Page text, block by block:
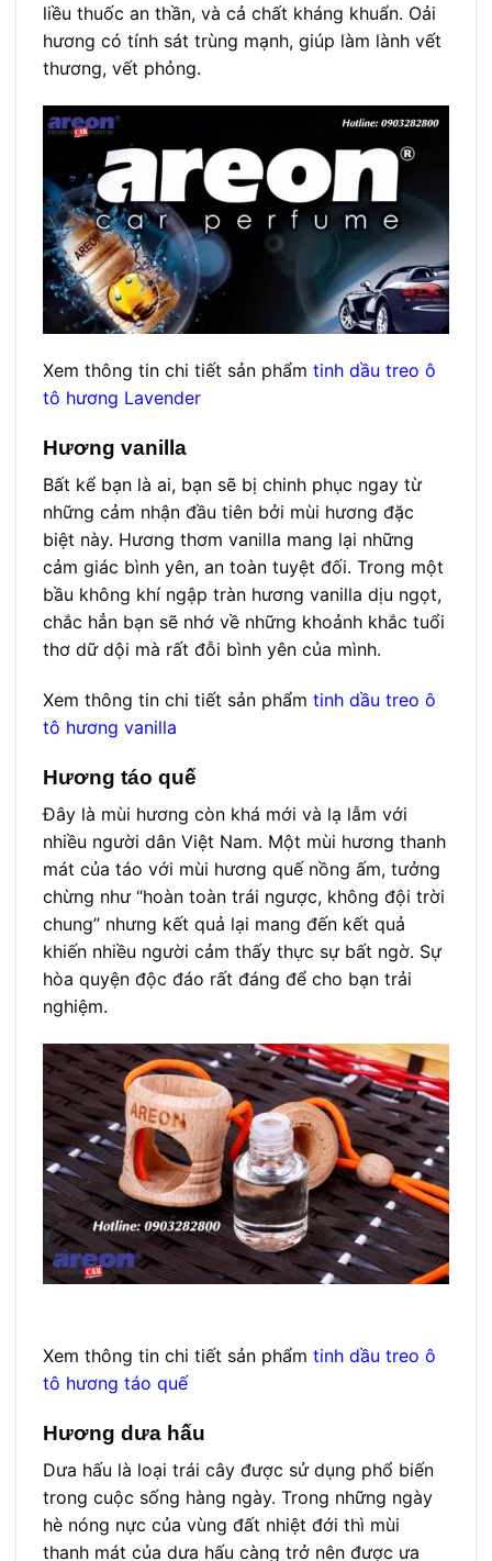
liều thuốc an thần, và cả chất kháng khuẩn. Oải
hương có tính sát trùng mạnh, giúp làm lành vết
thương, vết phỏng.
Xem thông tin chi tiết sản phẩm tinh dầu treo ô
tô hương Lavender
Hương vanilla
Bất kể bạn là ai, bạn sẽ bị chinh phục ngay từ
những cảm nhận đầu tiên bởi mùi hương đặc
biệt này. Hương thơm vanilla mang lại những
cảm giác bình yên, an toàn tuyệt đối. Trong một
bầu không khí ngập tràn hương vanilla dịu ngọt,
chắc hẳn bạn sẽ nhớ về những khoảnh khắc tuổi
thơ dữ dội mà rất đỗi bình yên của mình.
Xem thông tin chi tiết sản phẩm tinh dầu treo ô
tô hương vanilla
Hương táo quế
Đây là mùi hương còn khá mới và lạ lẫm với
nhiều người dân Việt Nam. Một mùi hương thanh
mát của táo với mùi hương quế nồng ấm, tưởng
chừng như “hoàn toàn trái ngược, không đội trời
chung” nhưng kết quả lại mang đến kết quả
khiến nhiều người cảm thấy thực sự bất ngờ. Sự
hòa quyện độc đáo rất đáng để cho bạn trải
nghiệm.
Xem thông tin chi tiết sản phẩm tinh dầu treo ô
tô hương táo quế
Hương dưa hấu
Dưa hấu là loại trái cây được sử dụng phổ biến
trong cuộc sống hàng ngày. Trong những ngày
hè nóng nực của vùng đất nhiệt đới thì mùi
thanh mát của dưa hấu càng trở nên được ưa